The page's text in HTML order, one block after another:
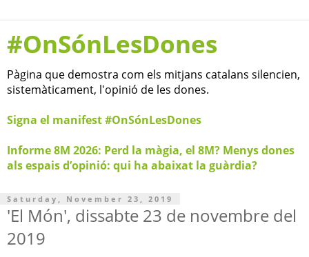
#OnSónLesDones
Pàgina que demostra com els mitjans catalans silencien,
sistemàticament, l'opinió de les dones.
Signa el manifest #OnSónLesDones
Informe 8M 2026: Perd la màgia, el 8M? Menys dones
als espais d’opinió: qui ha abaixat la guàrdia?
Saturday, November 23, 2019
'El Món', dissabte 23 de novembre del
2019